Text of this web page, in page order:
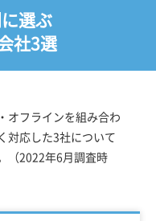
選ぶ
社3選
オフラインを組み合わ
対応した3社について
（2022年6月調査時